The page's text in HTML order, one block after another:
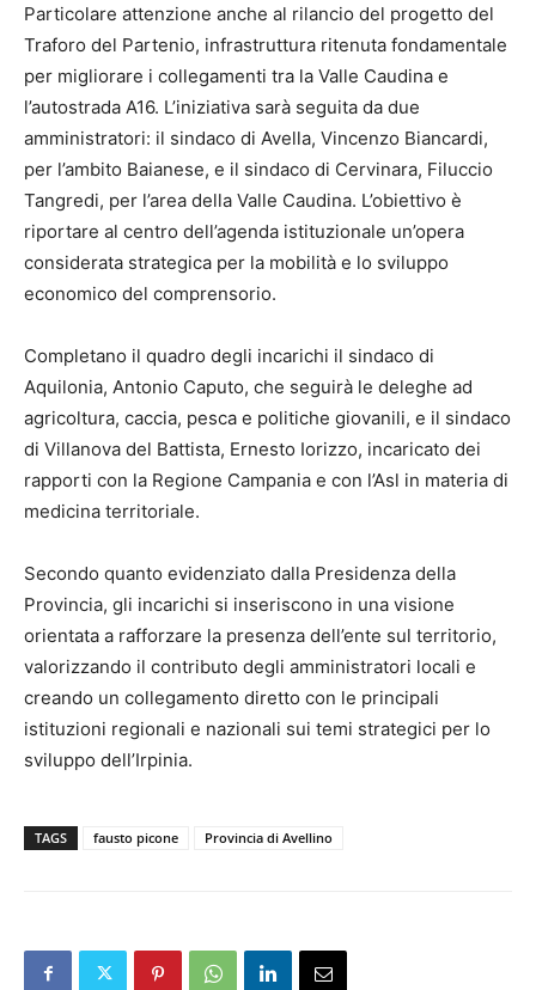
Particolare attenzione anche al rilancio del progetto del
Traforo del Partenio, infrastruttura ritenuta fondamentale
per migliorare i collegamenti tra la Valle Caudina e
l’autostrada A16. L’iniziativa sarà seguita da due
amministratori: il sindaco di Avella, Vincenzo Biancardi,
per l’ambito Baianese, e il sindaco di Cervinara, Filuccio
Tangredi, per l’area della Valle Caudina. L’obiettivo è
riportare al centro dell’agenda istituzionale un’opera
considerata strategica per la mobilità e lo sviluppo
economico del comprensorio.
Completano il quadro degli incarichi il sindaco di
Aquilonia, Antonio Caputo, che seguirà le deleghe ad
agricoltura, caccia, pesca e politiche giovanili, e il sindaco
di Villanova del Battista, Ernesto Iorizzo, incaricato dei
rapporti con la Regione Campania e con l’Asl in materia di
medicina territoriale.
Secondo quanto evidenziato dalla Presidenza della
Provincia, gli incarichi si inseriscono in una visione
orientata a rafforzare la presenza dell’ente sul territorio,
valorizzando il contributo degli amministratori locali e
creando un collegamento diretto con le principali
istituzioni regionali e nazionali sui temi strategici per lo
sviluppo dell’Irpinia.
TAGS fausto picone Provincia di Avellino